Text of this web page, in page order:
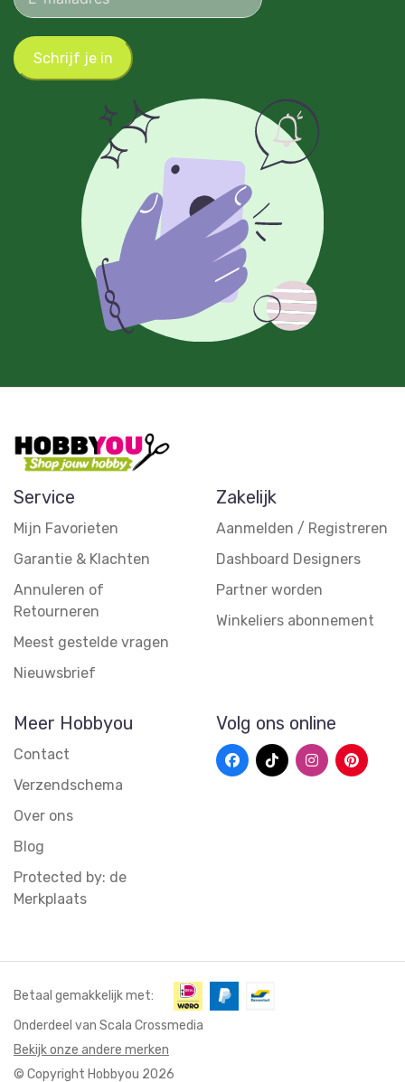
Schrijf je in
Service
Mijn Favorieten
Garantie & Klachten
Annuleren of
Retourneren
Meest gestelde vragen
Nieuwsbrief
Zakelijk
Aanmelden / Registreren
Dashboard Designers
Partner worden
Winkeliers abonnement
Meer Hobbyou
Contact
Verzendschema
Over ons
Blog
Protected by: de
Merkplaats
Volg ons online
© Copyright Hobbyou 2026
Onderdeel van Scala Crossmedia
Bekijk onze andere merken
Betaal gemakkelijk met: